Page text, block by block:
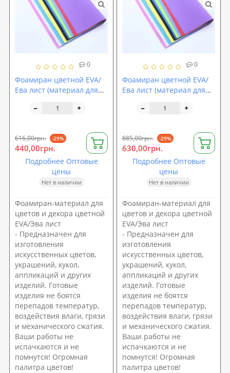
0
Фоамиран цветной EVA/
Ева лист (материал для
2000x1250x3мм
616,00грн. -29%
440,00грн.
Подробнее Оптовые
цены
Нет в наличии
Фоамиран-материал для
цветов и декора цветной
EVA/Эва лист
- Предназначен для
изготовления
искусственных цветов,
украшений, кукол,
аппликаций и других
изделий. Готовые
изделия не боятся
перепадов температур,
воздействия влаги, грязи
и механического сжатия.
Ваши работы не
испачкаются и не
помнутся! Огромная
палитра цветов!
0
Фоамиран цветной EVA/
Ева лист (материал для
2000x1250x4мм
885,00грн. -29%
630,00грн.
Подробнее Оптовые
цены
Нет в наличии
Фоамиран-материал для
цветов и декора цветной
EVA/Эва лист
- Предназначен для
изготовления
искусственных цветов,
украшений, кукол,
аппликаций и других
изделий. Готовые
изделия не боятся
перепадов температур,
воздействия влаги, грязи
и механического сжатия.
Ваши работы не
испачкаются и не
помнутся! Огромная
палитра цветов!